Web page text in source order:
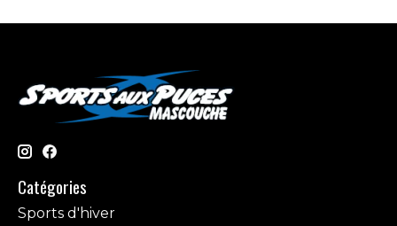
Catégories
Sports d'hiver